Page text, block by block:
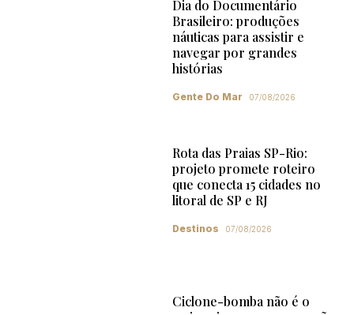
Dia do Documentário
Brasileiro: produções
náuticas para assistir e
navegar por grandes
histórias
Gente Do Mar 07/08/2026
Rota das Praias SP-Rio:
projeto promete roteiro
que conecta 15 cidades no
litoral de SP e RJ
Destinos 07/08/2026
Ciclone-bomba não é o